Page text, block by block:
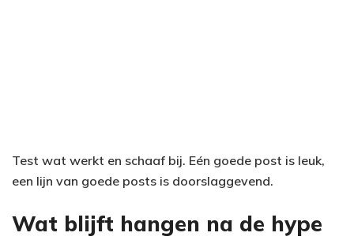
Test wat werkt en schaaf bij. Eén goede post is leuk,
een lijn van goede posts is doorslaggevend.
Wat blijft hangen na de hype